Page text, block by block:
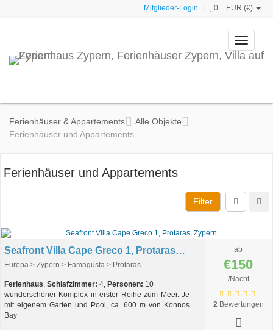
Mitglieder-Login 0 EUR (€)
Toggle
Ferienhäuser & Appartements
Alle Objekte
Ferienhäuser und Appartements
Ferienhäuser und Appartements
Filter
Seafront Villa Cape Greco 1, Protaras, Zypern
Europa > Zypern > Famagusta > Protaras
Ferienhaus, Schlafzimmer: 4, Personen: 10
wunderschöner Komplex in erster Reihe zum Meer. Je
mit eigenem Garten und Pool, ca. 600 m von Konnos
Bay
ab
€150
/Nacht
2Bewertungen